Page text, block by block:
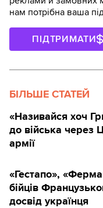
нам потрібна ваша
ПІДТРИМАТИ
БІЛЬШЕ СТАТЕЙ
«Називайся хоч
до війська через
армії
«Гестапо»,
бійців
досвід українця